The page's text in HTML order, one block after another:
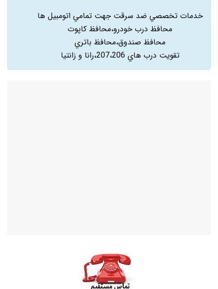
خدمات تخصصي ضد سرقت جهت تمامي اتومبيل ها
محافظ درب خودرو،محافظ کاپوت
محافظ صندوق،محافظ باتري
تقويت درب هاي 207،206،رانا و زانتيا